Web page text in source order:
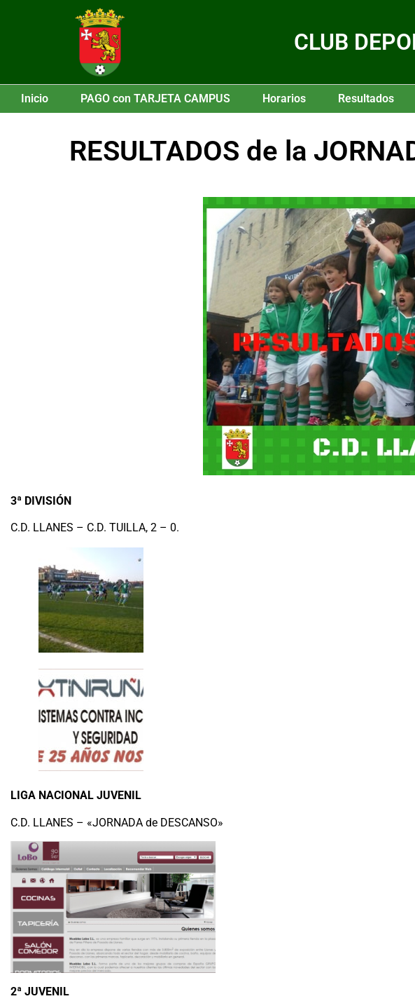
CLUB
Inicio PAGO con TARJETA CAMPUS Horarios Resultados
RESULTADOS de la
3ª DIVISIÓN
C.D. LLANES – C.D. TUILLA, 2 – 0.
LIGA NACIONAL JUVENIL
C.D. LLANES – «JORNADA de DESCANSO»
2ª JUVENIL